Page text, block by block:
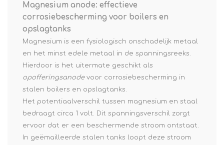
Magnesium anode: effectieve
corrosiebescherming voor boilers en
opslagtanks
Magnesium is een fysiologisch onschadelijk metaal
en het minst edele metaal in de spanningsreeks.
Hierdoor is het uitermate geschikt als
opofferingsanodevoor corrosiebescherming in
stalen boilers en opslagtanks.
Het potentiaalverschil tussen magnesium en staal
bedraagt circa 1 volt. Dit spanningsverschil zorgt
ervoor dat er een beschermende stroom ontstaat.
In geëmailleerde stalen tanks loopt deze stroom